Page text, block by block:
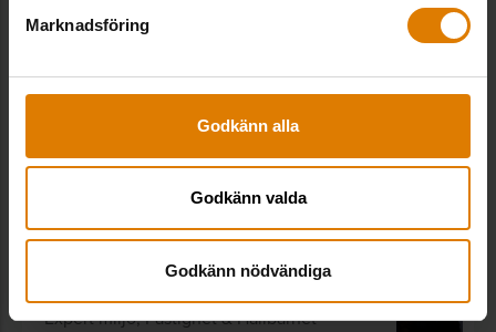
Marknadsföring
Godkänn alla
Godkänn valda
Godkänn nödvändiga
Dela:
Kontakter hos Sveriges Allmännytta
Expert miljö, Fastighet & Hållbarhet